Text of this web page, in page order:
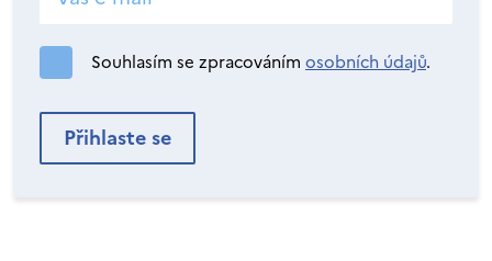
Souhlasím se zpracováním osobních údajů.